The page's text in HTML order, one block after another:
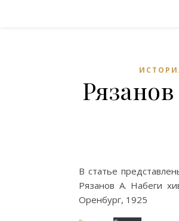
В статье
Рязанов А. Набеги
Оренбург, 1925